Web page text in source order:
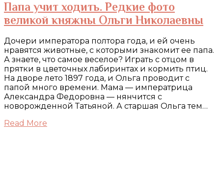
Папа учит ходить. Редкие фото
великой княжны Ольги Николаевны
Дочери императора полтора года, и ей очень
нравятся животные, с которыми знакомит ее папа.
А знаете, что самое веселое? Играть с отцом в
прятки в цветочных лабиринтах и кормить птиц.
На дворе лето 1897 года, и Ольга проводит с
папой много времени. Мама — императрица
Александра Федоровна — нянчится с
новорожденной Татьяной. А старшая Ольга тем…
Read More